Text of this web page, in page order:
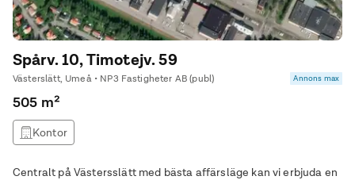
Spårv. 10, Timotejv. 59
Västerslätt, Umeå • NP3 Fastigheter AB (publ) Annons max
505 m²
Kontor
Centralt på Västersslätt med bästa affärsläge kan vi erbjuda en